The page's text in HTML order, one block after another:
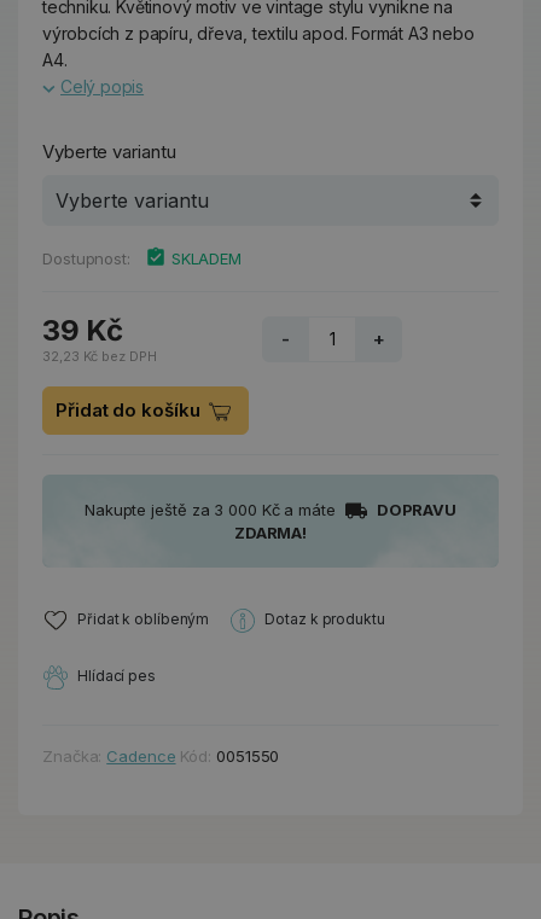
techniku. Květinový motiv ve vintage stylu vynikne na
výrobcích z papíru, dřeva, textilu apod. Formát A3 nebo
A4.
Celý popis
Vyberte variantu
Dostupnost: SKLADEM
39 Kč
32,23 Kč bez DPH
- +
Přidat do košíku
Nakupte ještě za 3 000 Kč a máte
DOPRAVU
ZDARMA!
Přidat k oblíbeným Dotaz k produktu
Hlídací pes
Značka: Cadence Kód: 0051550